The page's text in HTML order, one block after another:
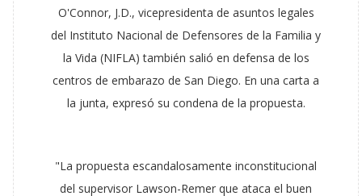
O'Connor, J.D., vicepresidenta de asuntos legales
del Instituto Nacional de Defensores de la Familia y
la Vida (NIFLA) también salió en defensa de los
centros de embarazo de San Diego. En una carta a
la junta, expresó su condena de la propuesta.
"La propuesta escandalosamente inconstitucional
del supervisor Lawson-Remer que ataca el buen